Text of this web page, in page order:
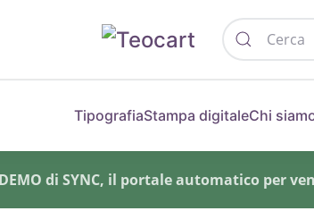
TipografiaStampa digitaleChi
di SYNC, il portale automatico per